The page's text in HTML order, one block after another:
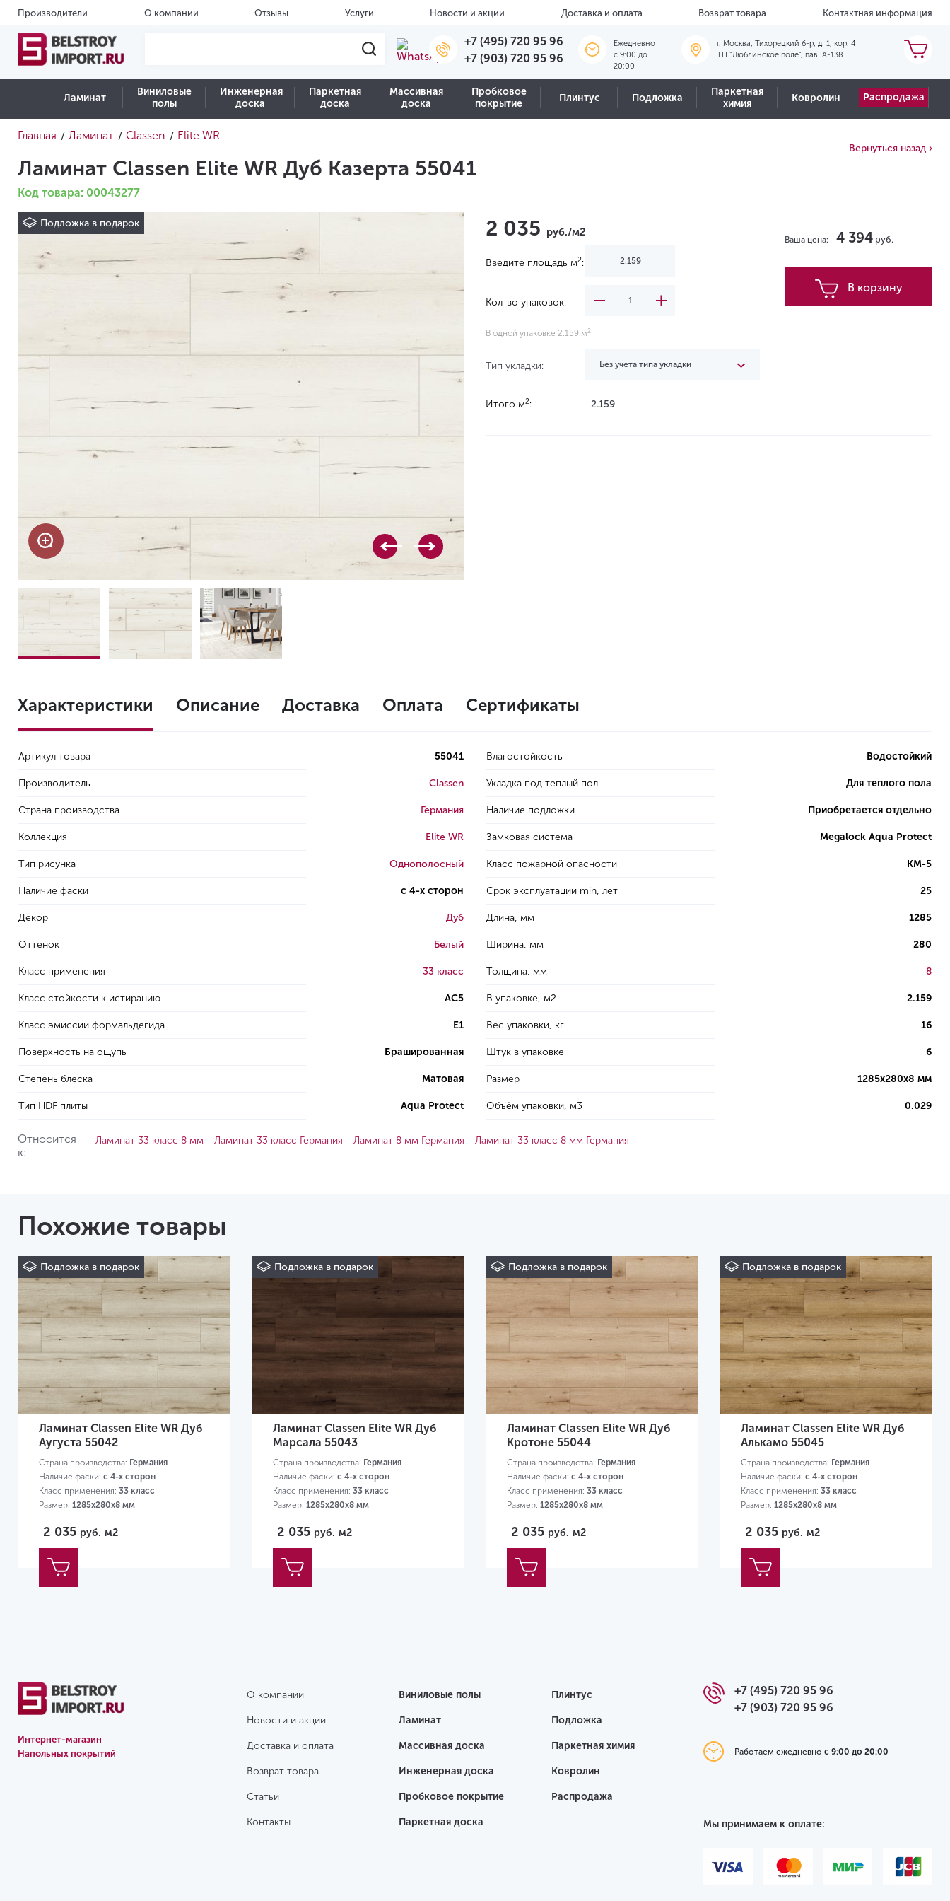
Производители О компании Отзывы Услуги Новости и акции Доставка и оплата Возврат товара Контактная информация
+7 (495) 720 95 96
+7 (903) 720 95 96
Ежедневно
c 9:00 до
20:00
г. Москва, Тихорецкий б-р, д. 1, кор. 4
ТЦ "Люблинское поле", пав. А-138
Ламинат
Виниловые
полы
Инженерная
доска
Паркетная
доска
Массивная
доска
Пробковое
покрытие
Плинтус Подложка
Паркетная
химия
Ковролин Распродажа
Главная / Ламинат / Classen / Elite WR
Ламинат Classen Elite WR Дуб Казерта 55041
Код товара: 00043277
Подложка в подарок
Вернуться назад ›
2 035 руб./м2
Введите площадь м2:
Кол-во упаковок:
В одной упаковке 2.159 м 2
Тип укладки: Без учета типа укладки
Итого м2: 2.159
Ваша цена: 4 394 руб.
В корзину
Характеристики Описание Доставка Оплата Сертификаты
Артикул товара 55041
Производитель Classen
Страна производства Германия
Коллекция Elite WR
Тип рисунка Однополосный
Наличие фаски с 4-х сторон
Декор Дуб
Оттенок Белый
Класс применения 33 класс
Класс стойкости к истиранию AC5
Класс эмиссии формальдегида E1
Поверхность на ощупь Брашированная
Степень блеска Матовая
Тип HDF плиты Aqua Protect
Влагостойкость Водостойкий
Укладка под теплый пол Для теплого пола
Наличие подложки Приобретается отдельно
Замковая система Megalock Aqua Protect
Класс пожарной опасности КМ-5
Срок эксплуатации min, лет 25
Длина, мм 1285
Ширина, мм 280
Толщина, мм 8
В упаковке, м2 2.159
Вес упаковки, кг 16
Штук в упаковке 6
Размер 1285х280х8 мм
Объём упаковки, м3 0.029
Относится
к:
Ламинат 33 класс 8 мм Ламинат 33 класс Германия Ламинат 8 мм Германия Ламинат 33 класс 8 мм Германия
Похожие товары
Подложка в подарок
Ламинат Classen Elite WR Дуб
Аугуста 55042
Страна производства: Германия
Наличие фаски: с 4-х сторон
Класс применения: 33 класс
Размер: 1285х280х8 мм
2 035 руб. м2
Подложка в подарок
Ламинат Classen Elite WR Дуб
Марсала 55043
Страна производства: Германия
Наличие фаски: с 4-х сторон
Класс применения: 33 класс
Размер: 1285х280х8 мм
2 035 руб. м2
Подложка в подарок
Ламинат Classen Elite WR Дуб
Кротоне 55044
Страна производства: Германия
Наличие фаски: с 4-х сторон
Класс применения: 33 класс
Размер: 1285х280х8 мм
2 035 руб. м2
Подложка в подарок
Ламинат Classen Elite WR Дуб
Алькамо 55045
Страна производства: Германия
Наличие фаски: с 4-х сторон
Класс применения: 33 класс
Размер: 1285х280х8 мм
2 035 руб. м2
Интернет-магазин
Напольных покрытий
О компании
Новости и акции
Доставка и оплата
Возврат товара
Статьи
Контакты
Виниловые полы
Ламинат
Массивная доска
Инженерная доска
Пробковое покрытие
Паркетная доска
Плинтус
Подложка
Паркетная химия
Ковролин
Распродажа
+7 (495) 720 95 96
+7 (903) 720 95 96
Работаем ежедневнос 9:00 до 20:00
Мы принимаем к оплате: